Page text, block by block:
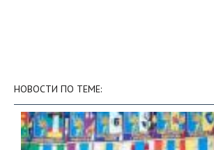
НОВОСТИ ПО ТЕМЕ: